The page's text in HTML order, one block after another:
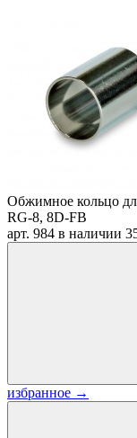
Обжимное кольцо
RG-8, 8D-FB
арт. 984 в наличии
избранное →